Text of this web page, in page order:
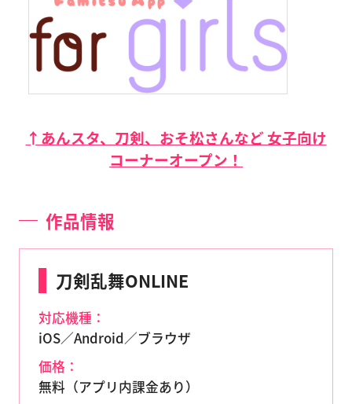
↑あんスタ、刀剣、おそ松さんなど 女子向け
コーナーオープン！
作品情報
刀剣乱舞ONLINE
対応機種：
iOS／Android／ブラウザ
価格：
無料（アプリ内課金あり）